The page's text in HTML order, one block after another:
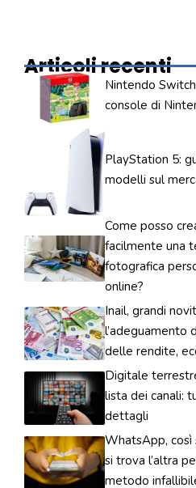
Articoli recenti
Nintendo
console di
PlayStation 5:
modelli sul
Come posso
facilmente una
fotografica
online?
Inail, grandi
l’adeguamento
delle rendite,
Digitale
lista dei canali:
dettagli
WhatsApp, così
si trova l’altra
metodo